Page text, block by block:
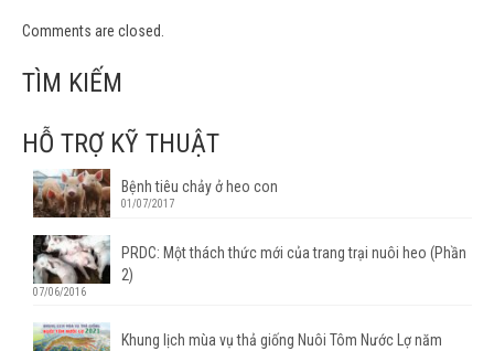
Comments are closed.
TÌM KIẾM
HỖ TRỢ KỸ THUẬT
Bệnh tiêu chảy ở heo con
01/07/2017
PRDC: Một thách thức mới của trang trại nuôi heo (Phần
2)
07/06/2016
Khung lịch mùa vụ thả giống Nuôi Tôm Nước Lợ năm